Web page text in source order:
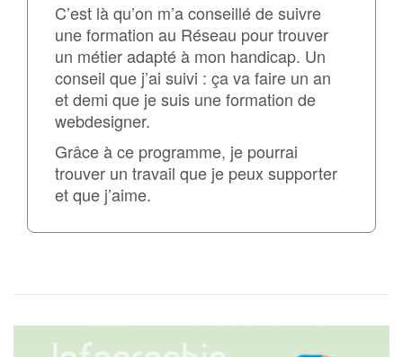
C’est là qu’on m’a conseillé de suivre
une formation au Réseau pour trouver
un métier adapté à mon handicap. Un
conseil que j’ai suivi : ça va faire un an
et demi que je suis une formation de
webdesigner.
Grâce à ce programme, je pourrai
trouver un travail que je peux supporter
et que j’aime.